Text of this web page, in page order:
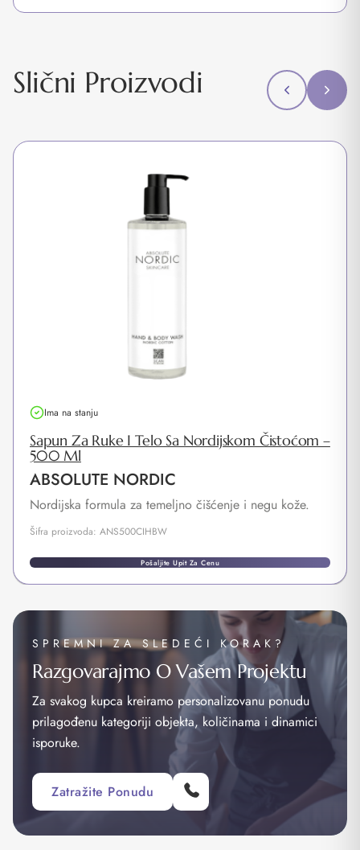
Slični Proizvodi
Ima na stanju
Sapun Za Ruke I Telo Sa Nordijskom Čistoćom –
500 Ml
ABSOLUTE NORDIC
Nordijska formula za temeljno čišćenje i negu kože.
Šifra proizvoda: ANS500CIHBW
Pošaljite Upit Za Cenu
SPREMNI ZA SLEDEĆI KORAK?
Razgovarajmo O Vašem Projektu
Za svakog kupca kreiramo personalizovanu ponudu
prilagođenu kategoriji objekta, količinama i dinamici
isporuke.
Zatražite Ponudu